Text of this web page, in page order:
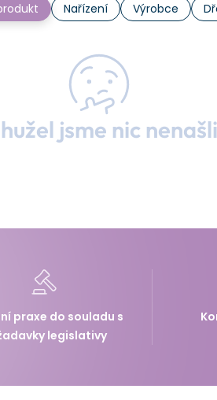
Nařízení Výrobce
jsme nic
praxe do souladu s
legislativy